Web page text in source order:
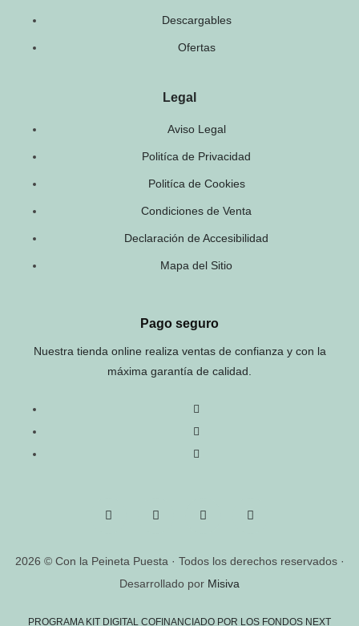
Descargables
Ofertas
Legal
Aviso Legal
Politíca de Privacidad
Politíca de Cookies
Condiciones de Venta
Declaración de Accesibilidad
Mapa del Sitio
Pago seguro
Nuestra tienda online realiza ventas de confianza y con la
máxima garantía de calidad.
2026 © Con la Peineta Puesta · Todos los derechos reservados ·
Desarrollado por Misiva
PROGRAMA KIT DIGITAL COFINANCIADO POR LOS FONDOS NEXT